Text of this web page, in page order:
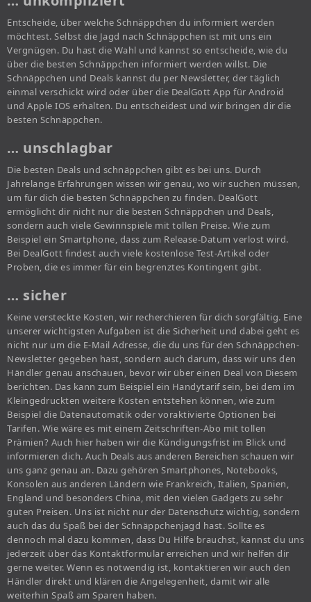
Entscheide, über welche Schnäppchen du informiert werden
möchtest. Selbst die Jagd nach Schnäppchen ist mit uns ein
Vergnügen. Du hast die Wahl und kannst so entscheide, wie du
über die besten Schnäppchen informiert werden willst. Die
Schnäppchen und Deals kannst du per Newsletter, der täglich
einmal verschickt wird oder über die DealGott App für Android
und Apple IOS erhalten. Du entscheidest und wir bringen dir die
besten Schnäppchen.
… unschlagbar
Die besten Deals und schnäppchen gibt es bei uns. Durch
Jahrelange Erfahrungen wissen wir genau, wo wir suchen müssen,
um für dich die besten Schnäppchen zu finden. DealGott
ermöglicht dir nicht nur die besten Schnäppchen und Deals,
sondern auch viele Gewinnspiele mit tollen Preise. Wie zum
Beispiel ein Smartphone, dass zum Release-Datum verlost wird.
Bei DealGott findest auch viele kostenlose Test-Artikel oder
Proben, die es immer für ein begrenztes Kontingent gibt.
… sicher
Keine versteckte Kosten, wir recherchieren für dich sorgfältig. Eine
unserer wichtigsten Aufgaben ist die Sicherheit und dabei geht es
nicht nur um die E-Mail Adresse, die du uns für den Schnäppchen-
Newsletter gegeben hast, sondern auch darum, dass wir uns den
Händler genau anschauen, bevor wir über einen Deal von Diesem
berichten. Das kann zum Beispiel ein Handytarif sein, bei dem im
Kleingedruckten weitere Kosten entstehen können, wie zum
Beispiel die Datenautomatik oder voraktivierte Optionen bei
Tarifen. Wie wäre es mit einem Zeitschriften-Abo mit tollen
Prämien? Auch hier haben wir die Kündigungsfrist im Blick und
informieren dich. Auch Deals aus anderen Bereichen schauen wir
uns ganz genau an. Dazu gehören Smartphones, Notebooks,
Konsolen aus anderen Ländern wie Frankreich, Italien, Spanien,
England und besonders China, mit den vielen Gadgets zu sehr
guten Preisen. Uns ist nicht nur der Datenschutz wichtig, sondern
auch das du Spaß bei der Schnäppchenjagd hast. Sollte es
dennoch mal dazu kommen, dass Du Hilfe brauchst, kannst du uns
jederzeit über das Kontaktformular erreichen und wir helfen dir
gerne weiter. Wenn es notwendig ist, kontaktieren wir auch den
Händler direkt und klären die Angelegenheit, damit wir alle
weiterhin Spaß am Sparen haben.